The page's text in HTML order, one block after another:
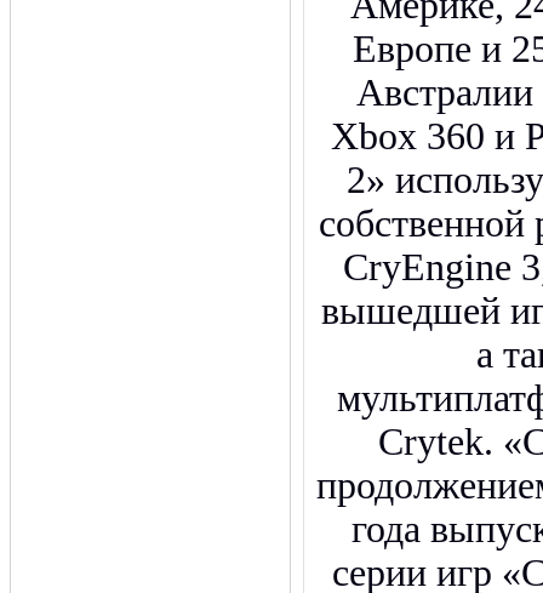
Европе и
Xbox 360 и
2»
CryEngine
вышедшей
а
Crytek.
года
серии игр